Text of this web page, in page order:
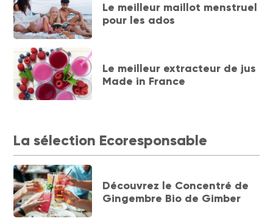
Le meilleur maillot menstruel
pour les ados
Le meilleur extracteur de jus
Made in France
La sélection Ecoresponsable
Découvrez le Concentré de
Gingembre Bio de Gimber